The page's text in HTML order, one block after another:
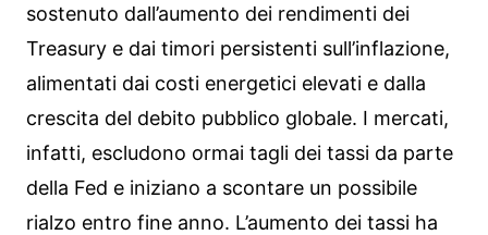
sostenuto dall’aumento dei rendimenti dei
Treasury e dai timori persistenti sull’inflazione,
alimentati dai costi energetici elevati e dalla
crescita del debito pubblico globale. I mercati,
infatti, escludono ormai tagli dei tassi da parte
della Fed e iniziano a scontare un possibile
rialzo entro fine anno. L’aumento dei tassi ha